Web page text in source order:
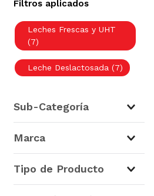
Leches Frescas y UHT
(7)
Leche Deslactosada (7)
Sub-Categoría
Leches Evaporadas, en
polvo y Mezclas Lácteas
4
Marca
Tipo de Producto